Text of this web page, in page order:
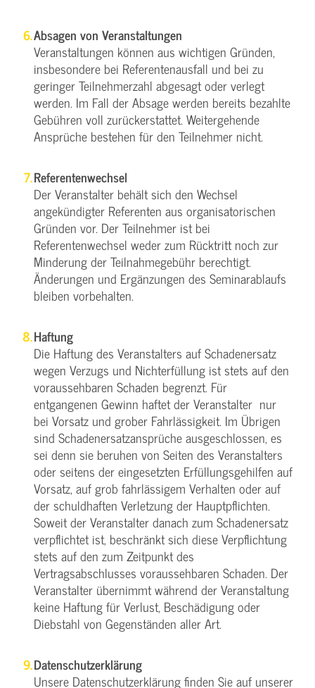
Absagen von Veranstaltungen
Veranstaltungen können aus wichtigen Gründen,
insbesondere bei Referentenausfall und bei zu
geringer Teilnehmerzahl abgesagt oder verlegt
werden. Im Fall der Absage werden bereits bezahlte
Gebühren voll zurückerstattet. Weitergehende
Ansprüche bestehen für den Teilnehmer nicht.
Referentenwechsel
Der Veranstalter behält sich den Wechsel
angekündigter Referenten aus organisatorischen
Gründen vor. Der Teilnehmer ist bei
Referentenwechsel weder zum Rücktritt noch zur
Minderung der Teilnahmegebühr berechtigt.
Änderungen und Ergänzungen des Seminarablaufs
bleiben vorbehalten.
Haftung
Die Haftung des Veranstalters auf Schadenersatz
wegen Verzugs und Nichterfüllung ist stets auf den
voraussehbaren Schaden begrenzt. Für
entgangenen Gewinn haftet der Veranstalter nur
bei Vorsatz und grober Fahrlässigkeit. Im Übrigen
sind Schadenersatzansprüche ausgeschlossen, es
sei denn sie beruhen von Seiten des Veranstalters
oder seitens der eingesetzten Erfüllungsgehilfen auf
Vorsatz, auf grob fahrlässigem Verhalten oder auf
der schuldhaften Verletzung der Hauptpflichten.
Soweit der Veranstalter danach zum Schadenersatz
verpflichtet ist, beschränkt sich diese Verpflichtung
stets auf den zum Zeitpunkt des
Vertragsabschlusses voraussehbaren Schaden. Der
Veranstalter übernimmt während der Veranstaltung
keine Haftung für Verlust, Beschädigung oder
Diebstahl von Gegenständen aller Art.
Datenschutzerklärung
Unsere Datenschutzerklärung finden Sie auf unserer